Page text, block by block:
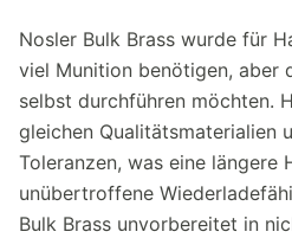
Nosler Bulk Brass wurde für
viel Munition benötigen, aber
selbst durchführen möchten.
gleichen Qualitätsmaterialien
Toleranzen, was eine längere
unübertroffene
Bulk Brass unvorbereitet in